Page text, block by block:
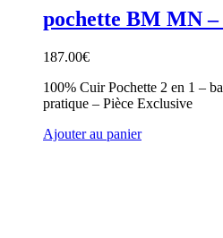
pochette BM MN
187.00€
100% Cuir Pochette 2 en 1 –
pratique – Pièce Exclusive
Ajouter au panier